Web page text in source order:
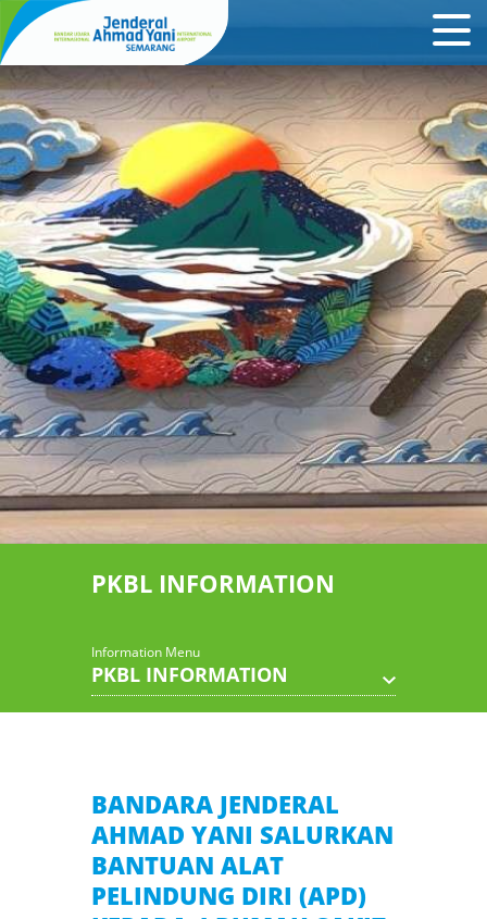
PKBL INFORMATION
Information Menu
PKBL INFORMATION
BANDARA JENDERAL
AHMAD YANI SALURKAN
BANTUAN ALAT
PELINDUNG DIRI (APD)